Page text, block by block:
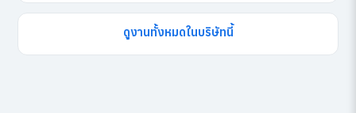
ดูงานทั้งหมดในบริษัทนี้